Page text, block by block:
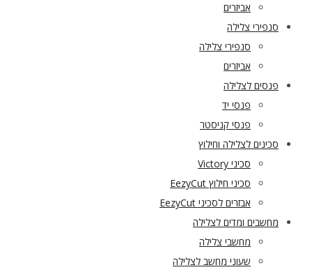
אביזרים
סנפירי צלילה
סנפירי צלילה
אביזרים
פנסים לצלילה
פנסי יד
פנסי קניסטר
סכינים לצלילה וחילוץ
סכיני Victory
סכיני חילוץ EezyCut
אבזרים לסכיני EezyCut
מחשבים ומדים לצלילה
מחשבי צלילה
שעוני מחשב לצלילה